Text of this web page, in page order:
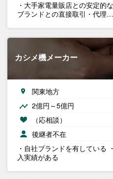
・大手家電量販店との安定的
ブランドとの直接取引・代理…
カシメ機メーカー
関東地方
2億円～5億円
（応相談）
後継者不在
・自社ブランドを有している
入実績がある